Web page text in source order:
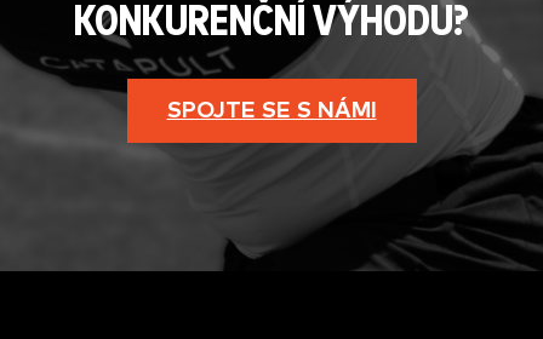
KONKURENČNÍ VÝHODU?
SPOJTE SE S NÁMI